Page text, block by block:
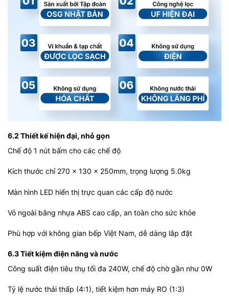
6.2 Thiết kế hiện đại, nhỏ gọn
Chế độ 1 nút bấm cho các chế độ
Kích thước chỉ 270 x 130 x 250mm, trọng lượng 5.0kg
Màn hình LED hiển thị trực quan các cấp độ nước
Vỏ ngoài bằng nhựa ABS cao cấp, an toàn cho sức khỏe
Phù hợp với không gian bếp Việt Nam, dễ dàng lắp đặt
6.3 Tiết kiệm điện năng và nước
Công suất điện tiêu thụ tối đa 240W, chế độ chờ gần như 0W
Tỷ lệ nước thải thấp (4:1), tiết kiệm hơn máy RO (1:3)